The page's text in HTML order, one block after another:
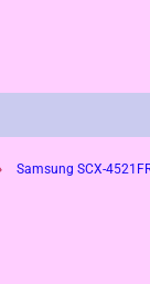
Samsung SCX-